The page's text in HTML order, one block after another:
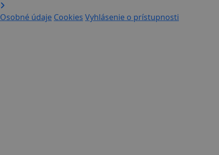
Osobné údaje Cookies Vyhlásenie o prístupnosti